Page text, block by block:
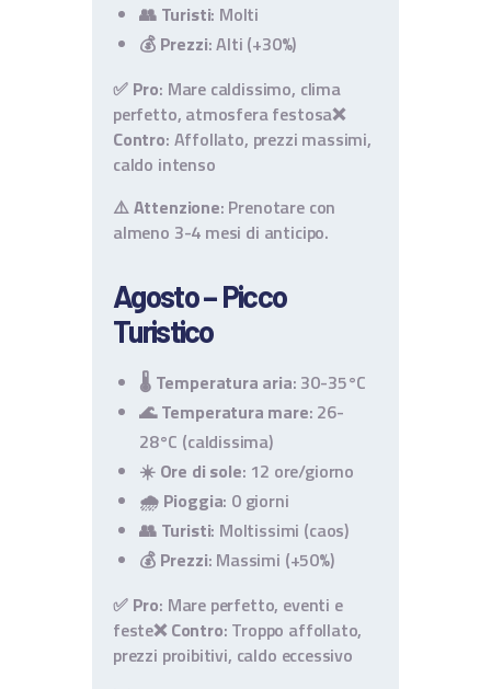
👥 Turisti: Molti
💰 Prezzi: Alti (+30%)
✅ Pro: Mare caldissimo, clima
perfetto, atmosfera festosa❌
Contro: Affollato, prezzi massimi,
caldo intenso
⚠️Attenzione: Prenotare con
almeno 3-4 mesi di anticipo.
Agosto – Picco
Turistico
🌡️ Temperatura aria: 30-35°C
🌊Temperatura mare: 26-
28°C (caldissima)
☀️ Ore di sole: 12 ore/giorno
🌧️ Pioggia: 0 giorni
👥 Turisti: Moltissimi (caos)
💰 Prezzi: Massimi (+50%)
✅ Pro: Mare perfetto, eventi e
feste❌ Contro: Troppo affollato,
prezzi proibitivi, caldo eccessivo